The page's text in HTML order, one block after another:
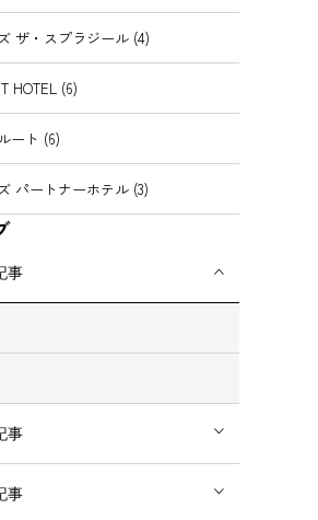
ザ・スプラジール (4)
HOTEL (6)
ート (6)
パートナーホテル (3)
事
事
事